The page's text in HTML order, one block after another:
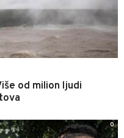
od milion ljudi
0